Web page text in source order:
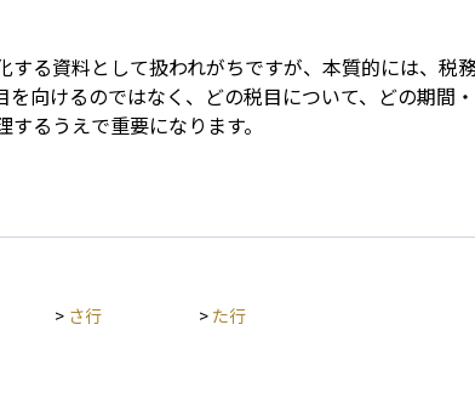
る資料として扱われがちですが、本質的には、税
向けるのではなく、どの税目について、どの期間
るうえで重要になります。
> さ行 > た行